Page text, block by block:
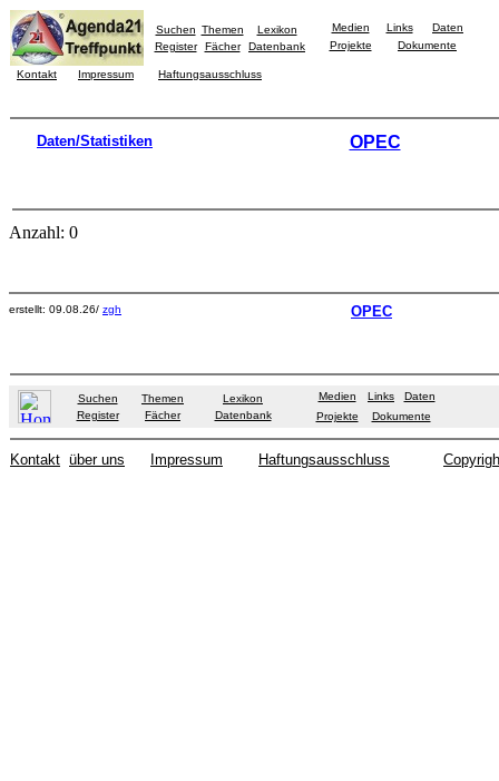
Suchen Themen
Lexikon
Register
Fächer Datenbank
Medien Links
Daten
Projekte
Dokumente
Kontakt Impressum Haftungsausschluss
Daten/Statistiken OPEC
Anzahl: 0
erstellt: 09.08.26/ zgh OPEC
Suchen Themen
Lexikon
Register
Fächer Datenbank
Medien Links
Daten
Projekte
Dokumente
Kontakt über uns Impressum Haftungsausschluss